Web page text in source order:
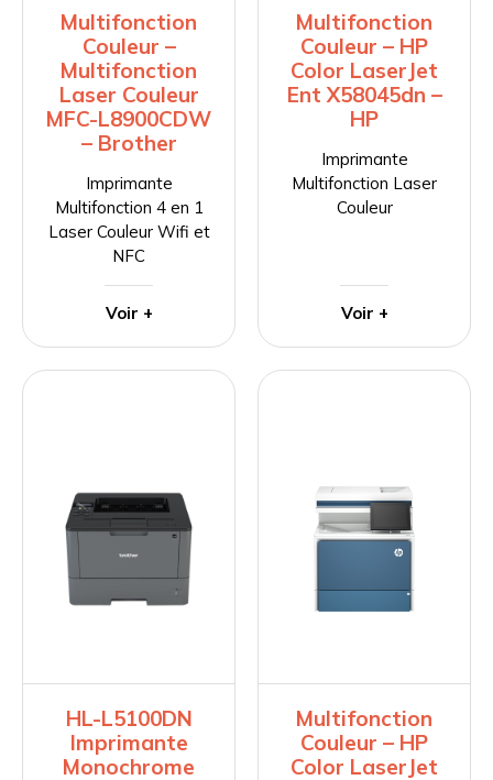
Multifonction
Couleur –
Multifonction
Laser Couleur
MFC-L8900CDW
– Brother
Imprimante
Multifonction 4 en 1
Laser Couleur Wifi et
NFC
Voir +
Multifonction
Couleur – HP
Color LaserJet
Ent X58045dn –
HP
Imprimante
Multifonction Laser
Couleur
Voir +
HL-L5100DN
Imprimante
Monochrome
Multifonction
Couleur – HP
Color LaserJet